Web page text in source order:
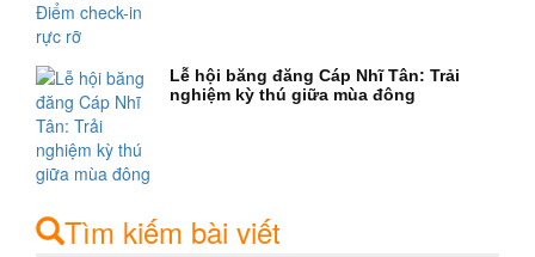
Lễ hội băng đăng Cáp Nhĩ Tân: Trải
nghiệm kỳ thú giữa mùa đông
Tìm kiếm bài viết